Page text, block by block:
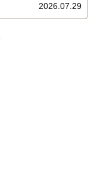
2026.07.29